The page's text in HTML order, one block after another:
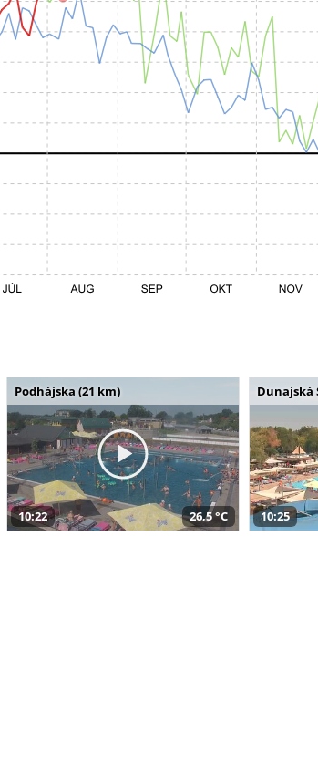
Podhájska (21 km)
10:22 26,5 °C
Dunajská
10:25